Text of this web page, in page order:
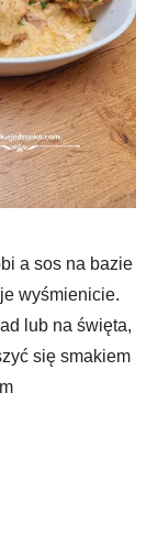
a sos na bazie
wyśmienicie.
lub na święta,
się smakiem